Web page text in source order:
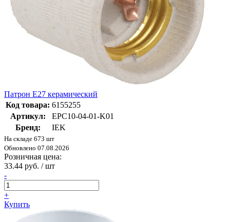
Патрон Е27 керамический
Код товара: 6155255
Артикул:
EPC10-04-01-K01
Бренд:
IEK
На складе 673 шт
Обновлено 07.08.2026
Розничная цена:
33.44 руб. / шт
-
+
Купить